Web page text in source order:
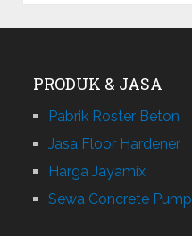
PRODUK & JASA
Pabrik Roster Beton
Jasa Floor Hardener
Harga Jayamix
Sewa Concrete Pump